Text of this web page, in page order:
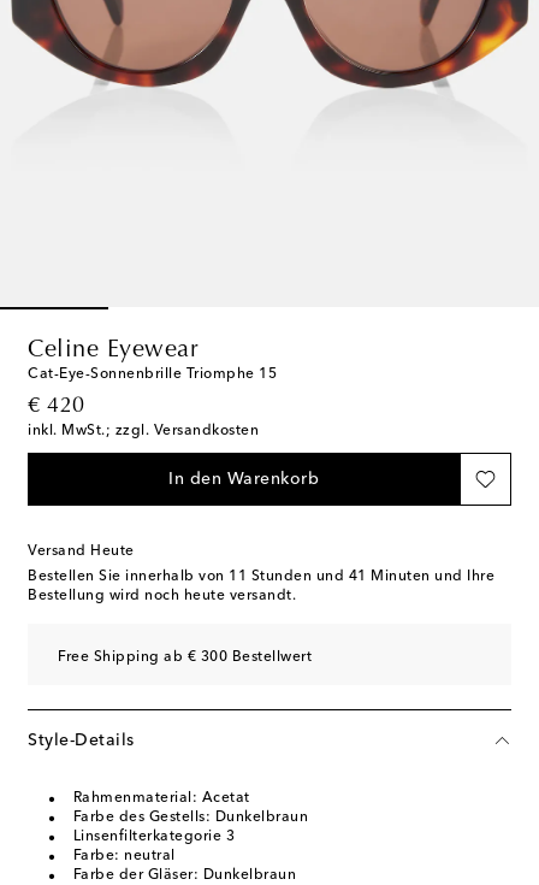
Celine Eyewear
Cat-Eye-Sonnenbrille Triomphe 15
€ 420
original price
inkl. MwSt.; zzgl. Versandkosten
In den Warenkorb
Versand Heute
Bestellen Sie innerhalb von 11 Stunden und 41 Minuten und Ihre
Bestellung wird noch heute versandt.
Free Shipping ab € 300 Bestellwert
Style-Details
Rahmenmaterial: Acetat
Farbe des Gestells: Dunkelbraun
Linsenfilterkategorie 3
Farbe: neutral
Farbe der Gläser: Dunkelbraun